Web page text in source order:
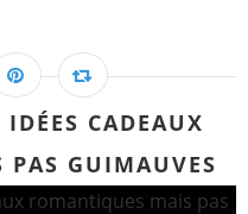
CADEAUX
GUIMAUVES